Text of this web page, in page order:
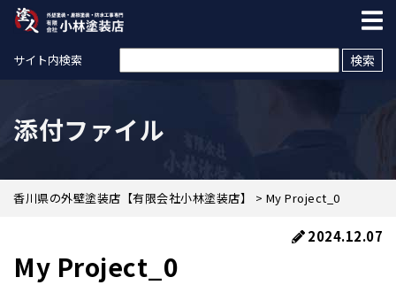
サイト内検索
添付ファイル
香川県の外壁塗装店【有限会社小林塗装店】 > My Project_0
2024.12.07
My Project_0